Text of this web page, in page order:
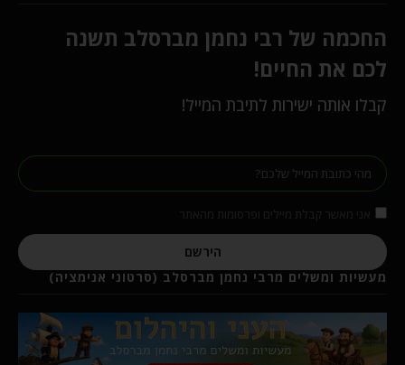
החכמה של רבי נחמן מברסלב תשנה
לכם את החיים!
קבלו אותה ישירות לתיבת המייל!
הירשם
מעשיות ומשלים מרבי נחמן מברסלב (סרטוני אנימציה)